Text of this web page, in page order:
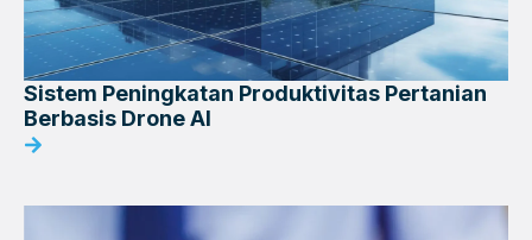
Sistem Peningkatan Produktivitas Pertanian
Berbasis Drone AI